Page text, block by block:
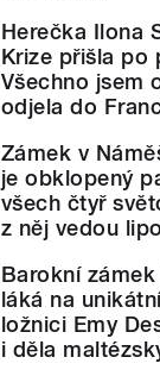
Herečka Ilona
Krize přišla po
Všechno jsem
odjela do
Zámek v
je obklopený
všech čtyř
z něj vedou
Barokní
láká na
ložnici Emy
i děla